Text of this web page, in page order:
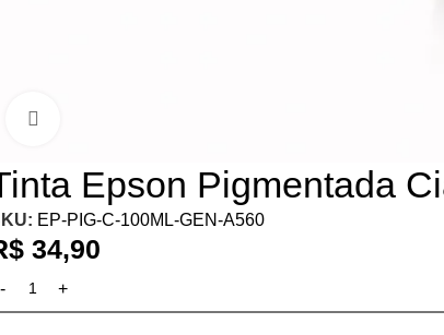
Epson Pigmentada
EP-PIG-C-100ML-GEN-A560
34,90